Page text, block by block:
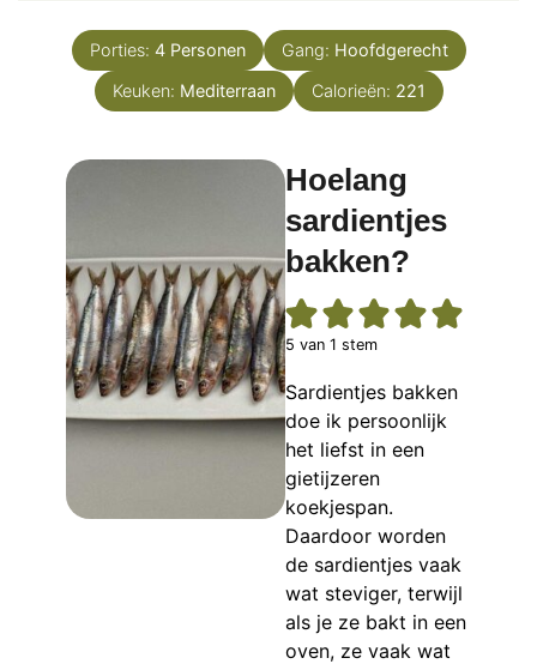
Porties: 4 Personen Gang: Hoofdgerecht
Keuken: Mediterraan Calorieën: 221
Hoelang
sardientjes
bakken?
5 van 1 stem
Sardientjes bakken
doe ik persoonlijk
het liefst in een
gietijzeren
koekjespan.
Daardoor worden
de sardientjes vaak
wat steviger, terwijl
als je ze bakt in een
oven, ze vaak wat